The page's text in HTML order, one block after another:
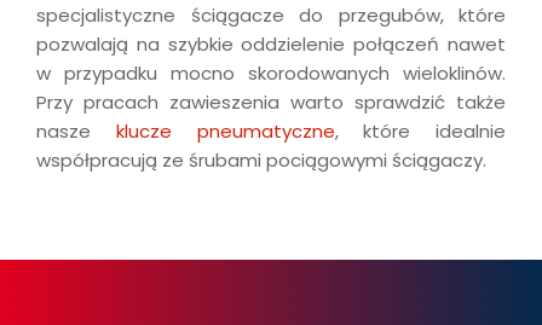
specjalistyczne ściągacze do przegubów, które
pozwalają na szybkie oddzielenie połączeń nawet
w przypadku mocno skorodowanych wieloklinów.
Przy pracach zawieszenia warto sprawdzić także
nasze klucze pneumatyczne, które idealnie
współpracują ze śrubami pociągowymi ściągaczy.